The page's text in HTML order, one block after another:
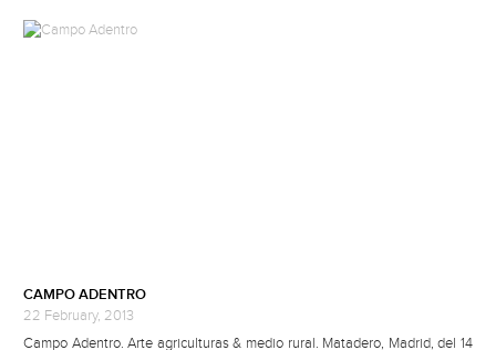
CAMPO ADENTRO
22 February, 2013
Campo Adentro. Arte agriculturas & medio rural. Matadero, Madrid, del 14